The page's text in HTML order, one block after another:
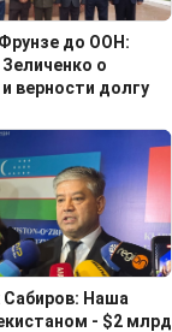
до ООН:
о
верности долгу
Сабиров: Наша
- $2 млрд